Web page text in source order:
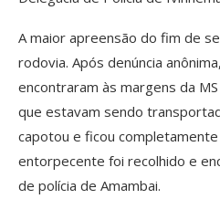
A maior apreensão do fim de
rodovia. Após denúncia
encontraram às margens da
que estavam sendo
capotou e ficou
entorpecente foi recolhido e
de polícia de Amambai.